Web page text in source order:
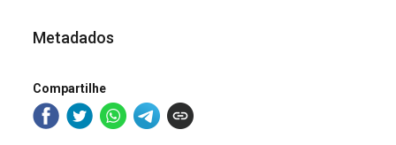
Metadados
Compartilhe